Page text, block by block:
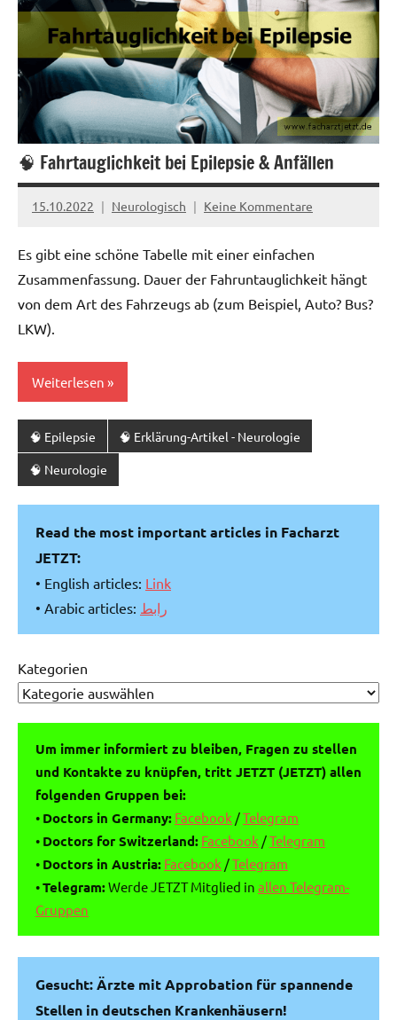
🧠 Fahrtauglichkeit bei Epilepsie & Anfällen
15.10.2022 Neurologisch Keine Kommentare
Es gibt eine schöne Tabelle mit einer einfachen
Zusammenfassung. Dauer der Fahruntauglichkeit hängt
von dem Art des Fahrzeugs ab (zum Beispiel, Auto? Bus?
LKW).
Weiterlesen
🧠 Epilepsie 🧠 Erklärung-Artikel - Neurologie
🧠 Neurologie
Read the most important articles in Facharzt
JETZT:
• English articles: Link
• Arabic articles: رابط
Kategorien
Um immer informiert zu bleiben, Fragen zu stellen
und Kontakte zu knüpfen, tritt JETZT (JETZT) allen
folgenden Gruppen bei:
• Doctors in Germany: Facebook /Telegram
• Doctors for Switzerland: Facebook /Telegram
• Doctors in Austria: Facebook /Telegram
•Telegram:Werde JETZT Mitglied in allen Telegram-
Gruppen
Gesucht: Ärzte mit Approbation für spannende
Stellen in deutschen Krankenhäusern!